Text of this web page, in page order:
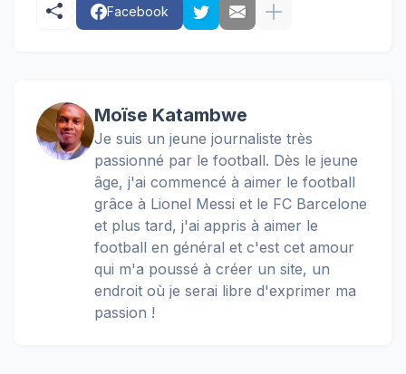
Facebook
Moïse Katambwe
Je suis un jeune journaliste très
passionné par le football. Dès le jeune
âge, j'ai commencé à aimer le football
grâce à Lionel Messi et le FC Barcelone
et plus tard, j'ai appris à aimer le
football en général et c'est cet amour
qui m'a poussé à créer un site, un
endroit où je serai libre d'exprimer ma
passion !